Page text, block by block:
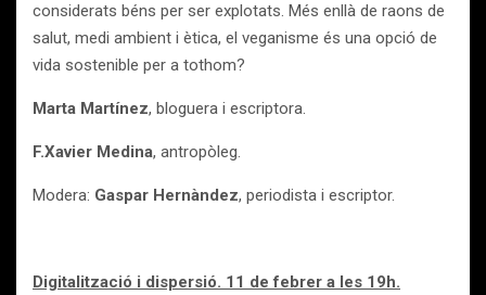
considerats béns per ser explotats. Més enllà de raons de
salut, medi ambient i ètica, el veganisme és una opció de
vida sostenible per a tothom?
Marta Martínez, bloguera i escriptora.
F.Xavier Medina, antropòleg.
Modera: Gaspar Hernàndez, periodista i escriptor.
Digitalització i dispersió. 11 de febrer a les 19h.